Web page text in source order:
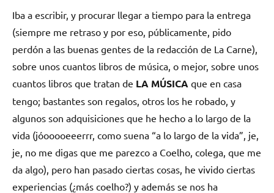
Iba a escribir, y procurar llegar a tiempo para la entrega
(siempre me retraso y por eso, públicamente, pido
perdón a las buenas gentes de la redacción de La Carne),
sobre unos cuantos libros de música, o mejor, sobre unos
cuantos libros que tratan de LA MÚSICA que en casa
tengo; bastantes son regalos, otros los he robado, y
algunos son adquisiciones que he hecho a lo largo de la
vida (jóooooeeerrr, como suena “a lo largo de la vida”, je,
je, no me digas que me parezco a Coelho, colega, que me
da algo), pero han pasado ciertas cosas, he vivido ciertas
experiencias (¿más coelho?) y además se nos ha